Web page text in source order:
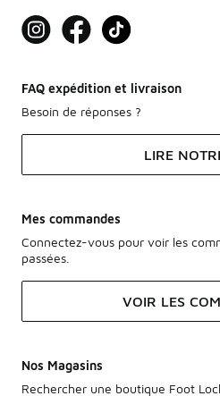
FAQ expédition et livraison
Besoin de réponses ?
LIRE
Mes commandes
Connectez-vous pour voir les
passées.
VOIR LES
Nos Magasins
Rechercher une boutique Foot